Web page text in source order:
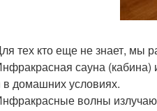
тех кто еще не знает, мы
сауна (кабина)
в домашних условиях.
волны